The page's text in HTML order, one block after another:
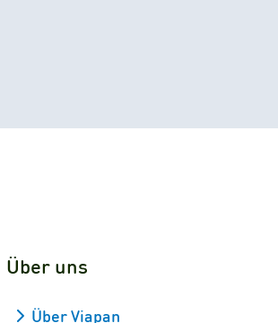
Über uns
Über Viapan